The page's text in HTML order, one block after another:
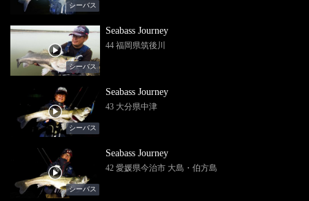
シーバス
シーバス
Seabass Journey
44 福岡県筑後川
シーバス
Seabass Journey
43 大分県中津
シーバス
Seabass Journey
42 愛媛県今治市 大島・伯方島